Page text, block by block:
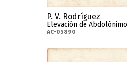
P. V. Rodríguez
Elevación de Abdolónimo
AC-05890